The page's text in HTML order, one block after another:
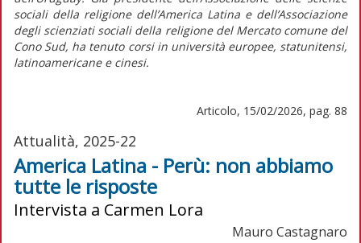
sociali della religione dell’America Latina e dell’Associazione
degli scienziati sociali della religione del Mercato comune del
Cono Sud, ha tenuto corsi in università europee, statunitensi,
latinoamericane e cinesi.
Articolo, 15/02/2026, pag. 88
Attualità, 2025-22
America Latina - Perù: non abbiamo
tutte le risposte
Intervista a Carmen Lora
Mauro Castagnaro